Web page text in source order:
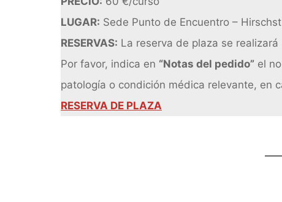
LUGAR: Sede Punto de Encuentro –
RESERVAS: La reserva de plaza se
Por favor, indica en “Notas del pedido”el
patología o condición médica relevante, en
RESERVA DE PLAZA